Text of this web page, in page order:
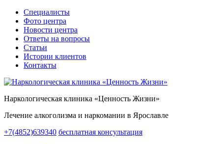
Специалисты
Фото центра
Новости центра
Ответы на вопросы
Статьи
Истории клиентов
Контакты
Наркологическая клиника «Ценность Жизни»
Лечение алкоголизма и наркомании в Ярославле
+7(4852)639340 бесплатная консультация